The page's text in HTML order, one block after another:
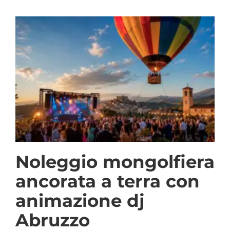
Noleggio mongolfiera
ancorata a terra con
animazione dj
Abruzzo